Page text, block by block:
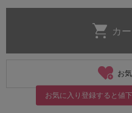
お
お気に入り登録すると値